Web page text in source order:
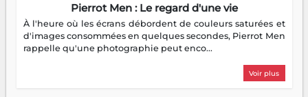
Pierrot Men : Le regard d'une vie
À l'heure où les écrans débordent de couleurs saturées et
d'images consommées en quelques secondes, Pierrot Men
rappelle qu'une photographie peut enco...
Voir plus